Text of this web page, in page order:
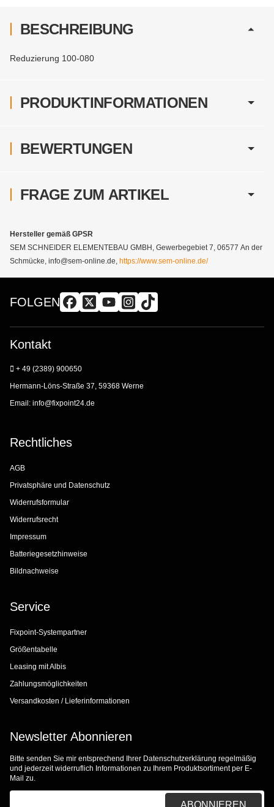
PRODUKTINFORMATIONEN
BESCHREIBUNG
Reduzierung 100-080
BEWERTUNGEN
FRAGE ZUM ARTIKEL
Hersteller gemäß GPSR
SEM SCHNEIDER ELEMENTEBAU GMBH, Gewerbegebiet 7, 06577 An der
Schmücke, info@sem-online.de, https://www.sem-online.de/
FOLGEN
Kontakt
+ 49 (2389) 900650
Hermann-Löns-Straße 37, 59368 Werne
Email: info@fixpoint24.de
Rechtliches
AGB
Privatsphäre und Datenschutz
Widerrufsformular
Widerrufsrecht
Impressum
Batteriegesetzhinweise
Bildnachweise
Service
Fixpoint-Systempartner
Größentabelle
Leasing mit Albis
Zahlungsmöglichkeiten
Versandkosten / Lieferinformationen
Newsletter Abonnieren
Bitte senden Sie mir entsprechend Ihrer Datenschutzerklärung regelmäßig
und jederzeit widerruflich Informationen zu Ihrem Produktsortiment per E-
Mail zu.
ABONNIEREN